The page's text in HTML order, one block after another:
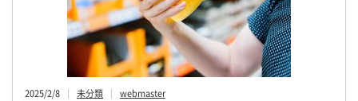
2025/2/8 未分類 webmaster